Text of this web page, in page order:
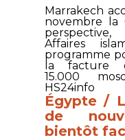
Marrakech
novembre la
Affaires
programme
la facture
15.000
HS24info
Égypte /
de
bientôt